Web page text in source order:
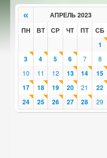
« АПРЕЛЬ 2023
ПН ВТ СР ЧТ ПТ СБ
1
3 4 5 6 7 8
10 11 12 13 14 15
17 18 19 20 21 22
24
25 26 27 28 29